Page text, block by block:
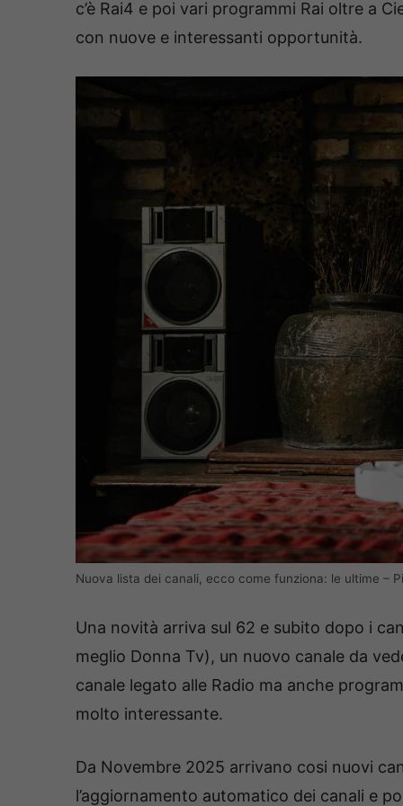
c’è Rai4 e poi vari programmi Rai oltre a
con nuove e interessanti opportunità.
Nuova lista dei canali, ecco come funziona: le ultime –
Una novità arriva sul 62 e subito dopo i
meglio Donna Tv), un nuovo canale da
canale legato alle Radio ma anche
molto interessante.
Da Novembre 2025 arrivano cosi nuovi
l’aggiornamento automatico dei canali e